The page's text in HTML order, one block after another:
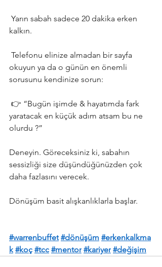
Yarın sabah sadece 20 dakika erken
kalkın.
Telefonu elinize almadan bir sayfa
okuyun ya da o günün en önemli
sorusunu kendinize sorun:
👉 “Bugün işimde & hayatımda fark
yaratacak en küçük adım atsam bu ne
olurdu ?”
Deneyin. Göreceksiniz ki, sabahın
sessizliği size düşündüğünüzden çok
daha fazlasını verecek.
Dönüşüm basit alışkanlıklarla başlar.
#warrenbuffet #dönüşüm #erkenkalkma
k #koç #tcc #mentor #kariyer #değişim